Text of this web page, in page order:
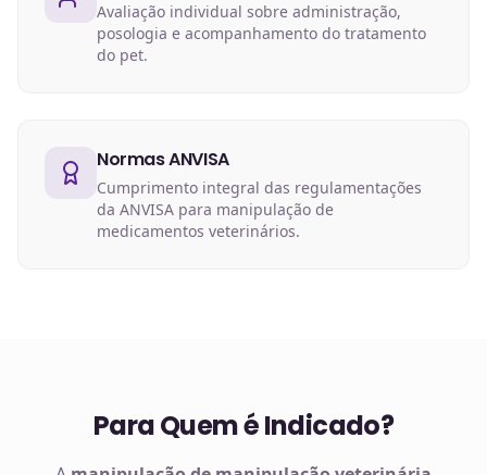
Avaliação individual sobre administração,
posologia e acompanhamento do tratamento
do pet.
Normas ANVISA
Cumprimento integral das regulamentações
da ANVISA para manipulação de
medicamentos veterinários.
Para Quem é Indicado?